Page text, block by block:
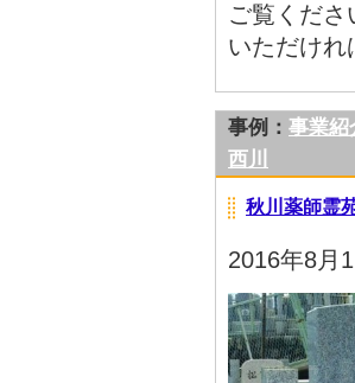
ご覧くだ
いただけれ
事例： 事業紹
西川
秋川薬師霊
2016年8月